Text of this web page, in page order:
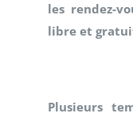
les rendez-
libre et
Plusieurs